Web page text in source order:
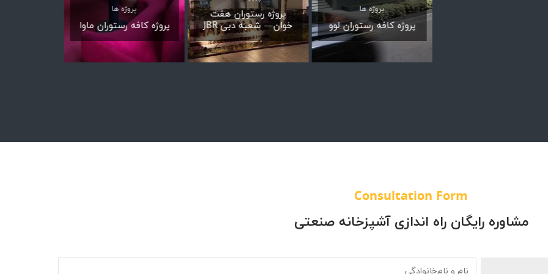
پروژه ها
پروژه کافه رستوران لوو
پروژه رستوران هفت
خوان— شعبه دبی JBR
پروژه ها
پروژه کافه رستوران ماوا
Consultation Form
مشاوره رایگان راه اندازی آشپزخانه صنعتی